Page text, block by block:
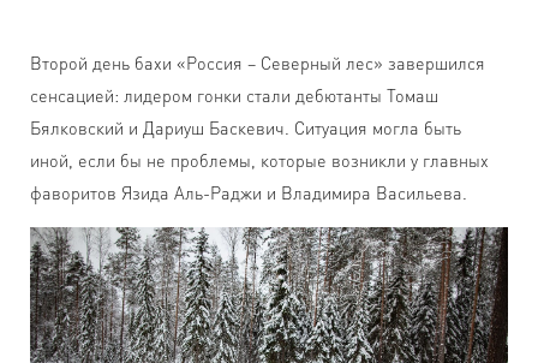
Второй день бахи «Россия – Северный лес» завершился
сенсацией: лидером гонки стали дебютанты Томаш
Бялковский и Дариуш Баскевич. Ситуация могла быть
иной, если бы не проблемы, которые возникли у главных
фаворитов Язида Аль-Раджи и Владимира Васильева.